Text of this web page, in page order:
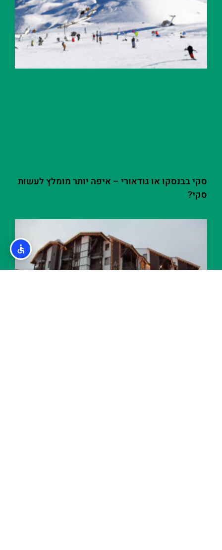
סקי בבנסקו או גודאורי – איפה יותר מומלץ לעשות
סקי?